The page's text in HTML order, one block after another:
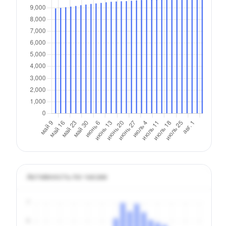
Активность по часам